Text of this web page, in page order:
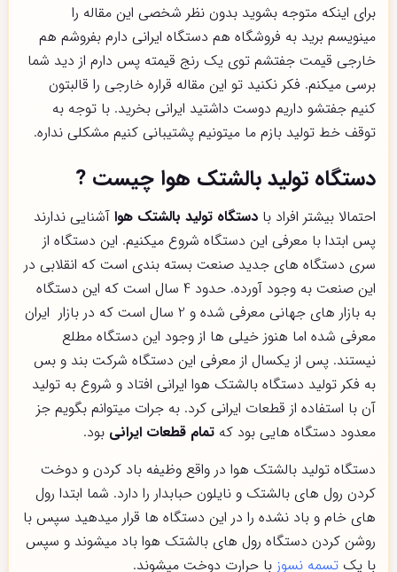
برای اینکه متوجه بشوید بدون نظر شخصی این مقاله را
مینویسم برید به فروشگاه هم دستگاه ایرانی دارم بفروشم هم
خارجی قیمت جفتشم توی یک رنج قیمته پس دارم از دید شما
برسی میکنم. فکر نکنید تو این مقاله قراره خارجی را قالبتون
کنیم جفتشو داریم دوست داشتید ایرانی بخرید. با توجه به
توقف خط تولید بازم ما میتونیم پشتیبانی کنیم مشکلی نداره.
دستگاه تولید بالشتک هوا چیست ?
احتمالا بیشتر افراد با دستگاه تولید بالشتک هواآشنایی ندارند
پس ابتدا با معرفی این دستگاه شروع میکنیم. این دستگاه از
سری دستگاه های جدید صنعت بسته بندی است که انقلابی در
این صنعت به وجود آورده. حدود 4 سال است که این دستگاه
به بازار های جهانی معرفی شده و 2 سال است که در بازار ایران
معرفی شده اما هنوز خیلی ها از وجود این دستگاه مطلع
نیستند. پس از یکسال از معرفی این دستگاه شرکت بند و بس
به فکر تولید دستگاه بالشتک هوا ایرانی افتاد و شروع به تولید
آن با استفاده از قطعات ایرانی کرد. به جرات میتوانم بگویم جز
معدود دستگاه هایی بود که تمام قطعات ایرانی بود.
دستگاه تولید بالشتک هوا در واقع وظیفه باد کردن و دوخت
کردن رول های بالشتک و نایلون حبابدار را دارد. شما ابتدا رول
های خام و باد نشده را در این دستگاه ها قرار میدهید سپس با
روشن کردن دستگاه رول های بالشتک هوا باد میشوند و سپس
با یک تسمه نسوز با حرارت دوخت میشوند.